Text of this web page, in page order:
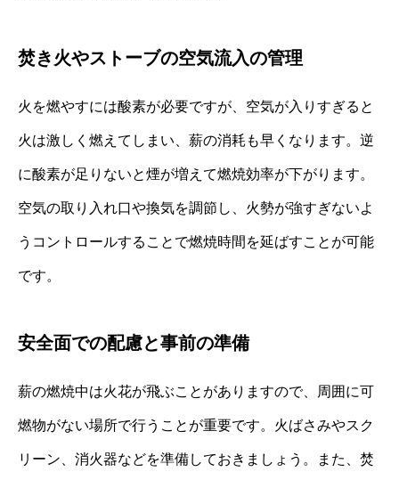
焚き火やストーブの空気流入の管理
火を燃やすには酸素が必要ですが、空気が入りすぎると
火は激しく燃えてしまい、薪の消耗も早くなります。逆
に酸素が足りないと煙が増えて燃焼効率が下がります。
空気の取り入れ口や換気を調節し、火勢が強すぎないよ
うコントロールすることで燃焼時間を延ばすことが可能
です。
安全面での配慮と事前の準備
薪の燃焼中は火花が飛ぶことがありますので、周囲に可
燃物がない場所で行うことが重要です。火ばさみやスク
リーン、消火器などを準備しておきましょう。また、焚